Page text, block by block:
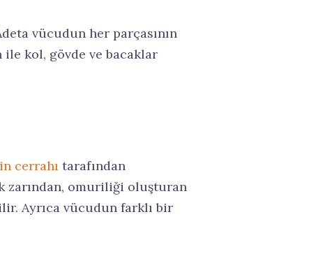
vücudun her parçasının
kol, gövde ve bacaklar
cerrahı tarafından
omuriliği oluşturan
Ayrıca vücudun farklı bir